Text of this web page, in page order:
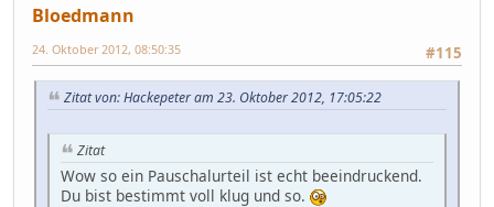
Bloedmann
#115
24. Oktober 2012, 08:50:35
Zitat von: Hackepeter am 23. Oktober 2012, 17:05:22
Zitat
Wow so ein Pauschalurteil ist echt beeindruckend.
Du bist bestimmt voll klug und so.